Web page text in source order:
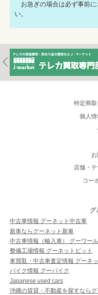
お急ぎの場合は必ず事前に
い。
特定商
個人
店舗・
コー
グ
中古車情報 グーネット中古車
新車ならグーネット新車
中古車情報（輸入車） グーワー
整備工場情報 グーネットピット
車買取・中古車査定情報 グーネ
バイク情報 グーバイク
Japanese used cars
沖縄の賃貸・不動産を探すなら